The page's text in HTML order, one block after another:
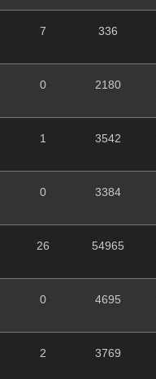
7 336
0 2180
1 3542
0 3384
26 54965
0 4695
2 3769